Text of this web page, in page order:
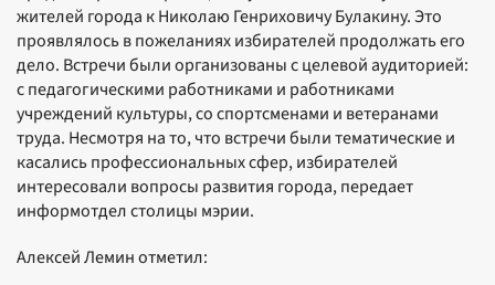
жителей города к Николаю Генриховичу Булакину. Это
проявлялось в пожеланиях избирателей продолжать его
дело. Встречи были организованы с целевой аудиторией:
с педагогическими работниками и работниками
учреждений культуры, со спортсменами и ветеранами
труда. Несмотря на то, что встречи были тематические и
касались профессиональных сфер, избирателей
интересовали вопросы развития города, передает
информотдел столицы мэрии.
Алексей Лемин отметил: